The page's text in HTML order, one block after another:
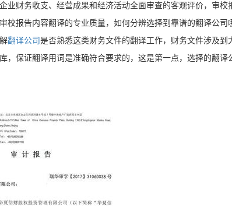
业财务收支、经营成果和经济活动全面审查的客观评价，审校
报告内容翻译的专业质量，如何分辨选择到靠谱的翻译公司
翻译公司 是否熟悉这类财务文件的翻译工作，财务文件涉及到
，保证翻译用词是准确符合要求的，这是第一点，选择的翻译